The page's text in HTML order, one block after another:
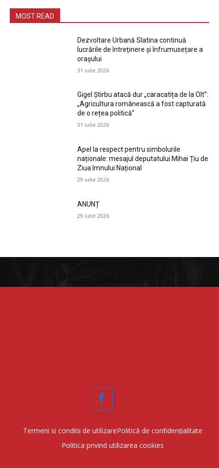
MOST READ
Dezvoltare Urbană Slatina continuă
lucrările de întreținere și înfrumusețare a
orașului
31 iulie 2026
Gigel Știrbu atacă dur „caracatița de la Olt”:
„Agricultura românească a fost capturată
de o rețea politică”
31 iulie 2026
Apel la respect pentru simbolurile
naționale: mesajul deputatului Mihai Țiu de
Ziua Imnului Național
29 iulie 2026
ANUNȚ
29 iulie 2026
©Adevarul din Oltenia 2024 - platforma dezvoltata de
Slask Media